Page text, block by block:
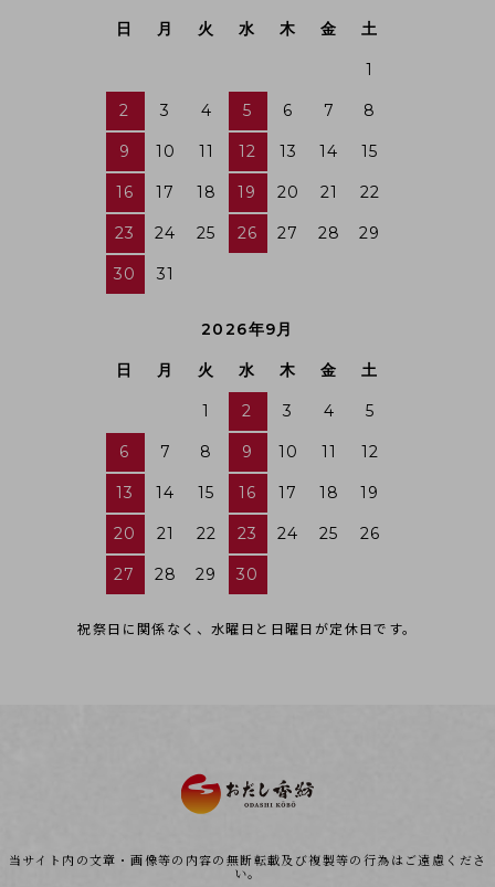
日 月 火 水 木 金 土
1
2 3 4 5 6 7 8
9 10 11 12 13 14 15
16 17 18 19 20 21 22
23 24 25 26 27 28 29
30 31
2026年9月
日 月 火 水 木 金 土
1 2 3 4 5
6 7 8 9 10 11 12
13 14 15 16 17 18 19
20 21 22 23 24 25 26
27 28 29 30
祝祭日に関係なく、水曜日と日曜日が定休日です。
当サイト内の文章・画像等の内容の無断転載及び複製等の行為はご遠慮くださ
い。